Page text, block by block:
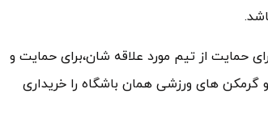
حمایت از تیم مورد علاقه شان،برای حمایت و
های ورزشی همان باشگاه را خریداری